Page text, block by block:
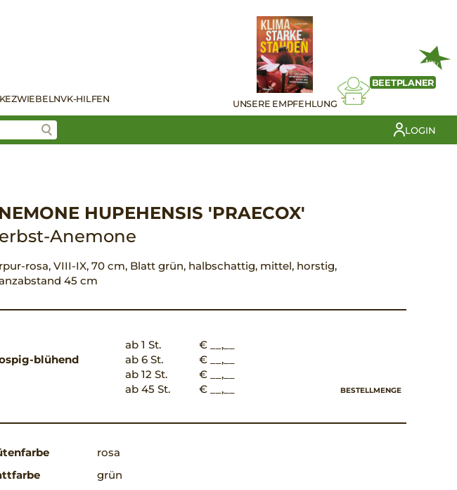
ZWIEBELNVK-HILFEN UNSERE EMPFEHLUNG
NEU
BEETPLANER
LOGIN
HUPEHENSIS 'PRAECOX'
Anemone
rosa, VIII-IX, 70 cm, Blatt grün, halbschattig, mittel, horstig,
45 cm
blühend
ab 1 St.
€ __,__
ab 6 St.
€ __,__
ab 12 St.
€ __,__
ab 45 St.
€ __,__ BESTELLMENGE
rosa
grün